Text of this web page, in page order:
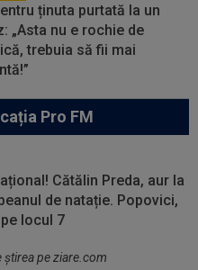
ținuta purtată la un
„Asta nu e rochie de
trebuia să fii mai
Pro FM
Cătălin Preda, aur la
de natație. Popovici,
locul 7
ştirea pe ziare.com